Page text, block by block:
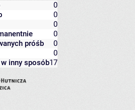
0
0
0
0
próśb
0
0
inny sposób17